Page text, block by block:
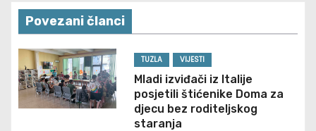
n
a
v
i
Povezani članci
TUZLA VIJESTI
Mladi izviđači iz Italije
posjetili štićenike Doma za
djecu bez roditeljskog
staranja